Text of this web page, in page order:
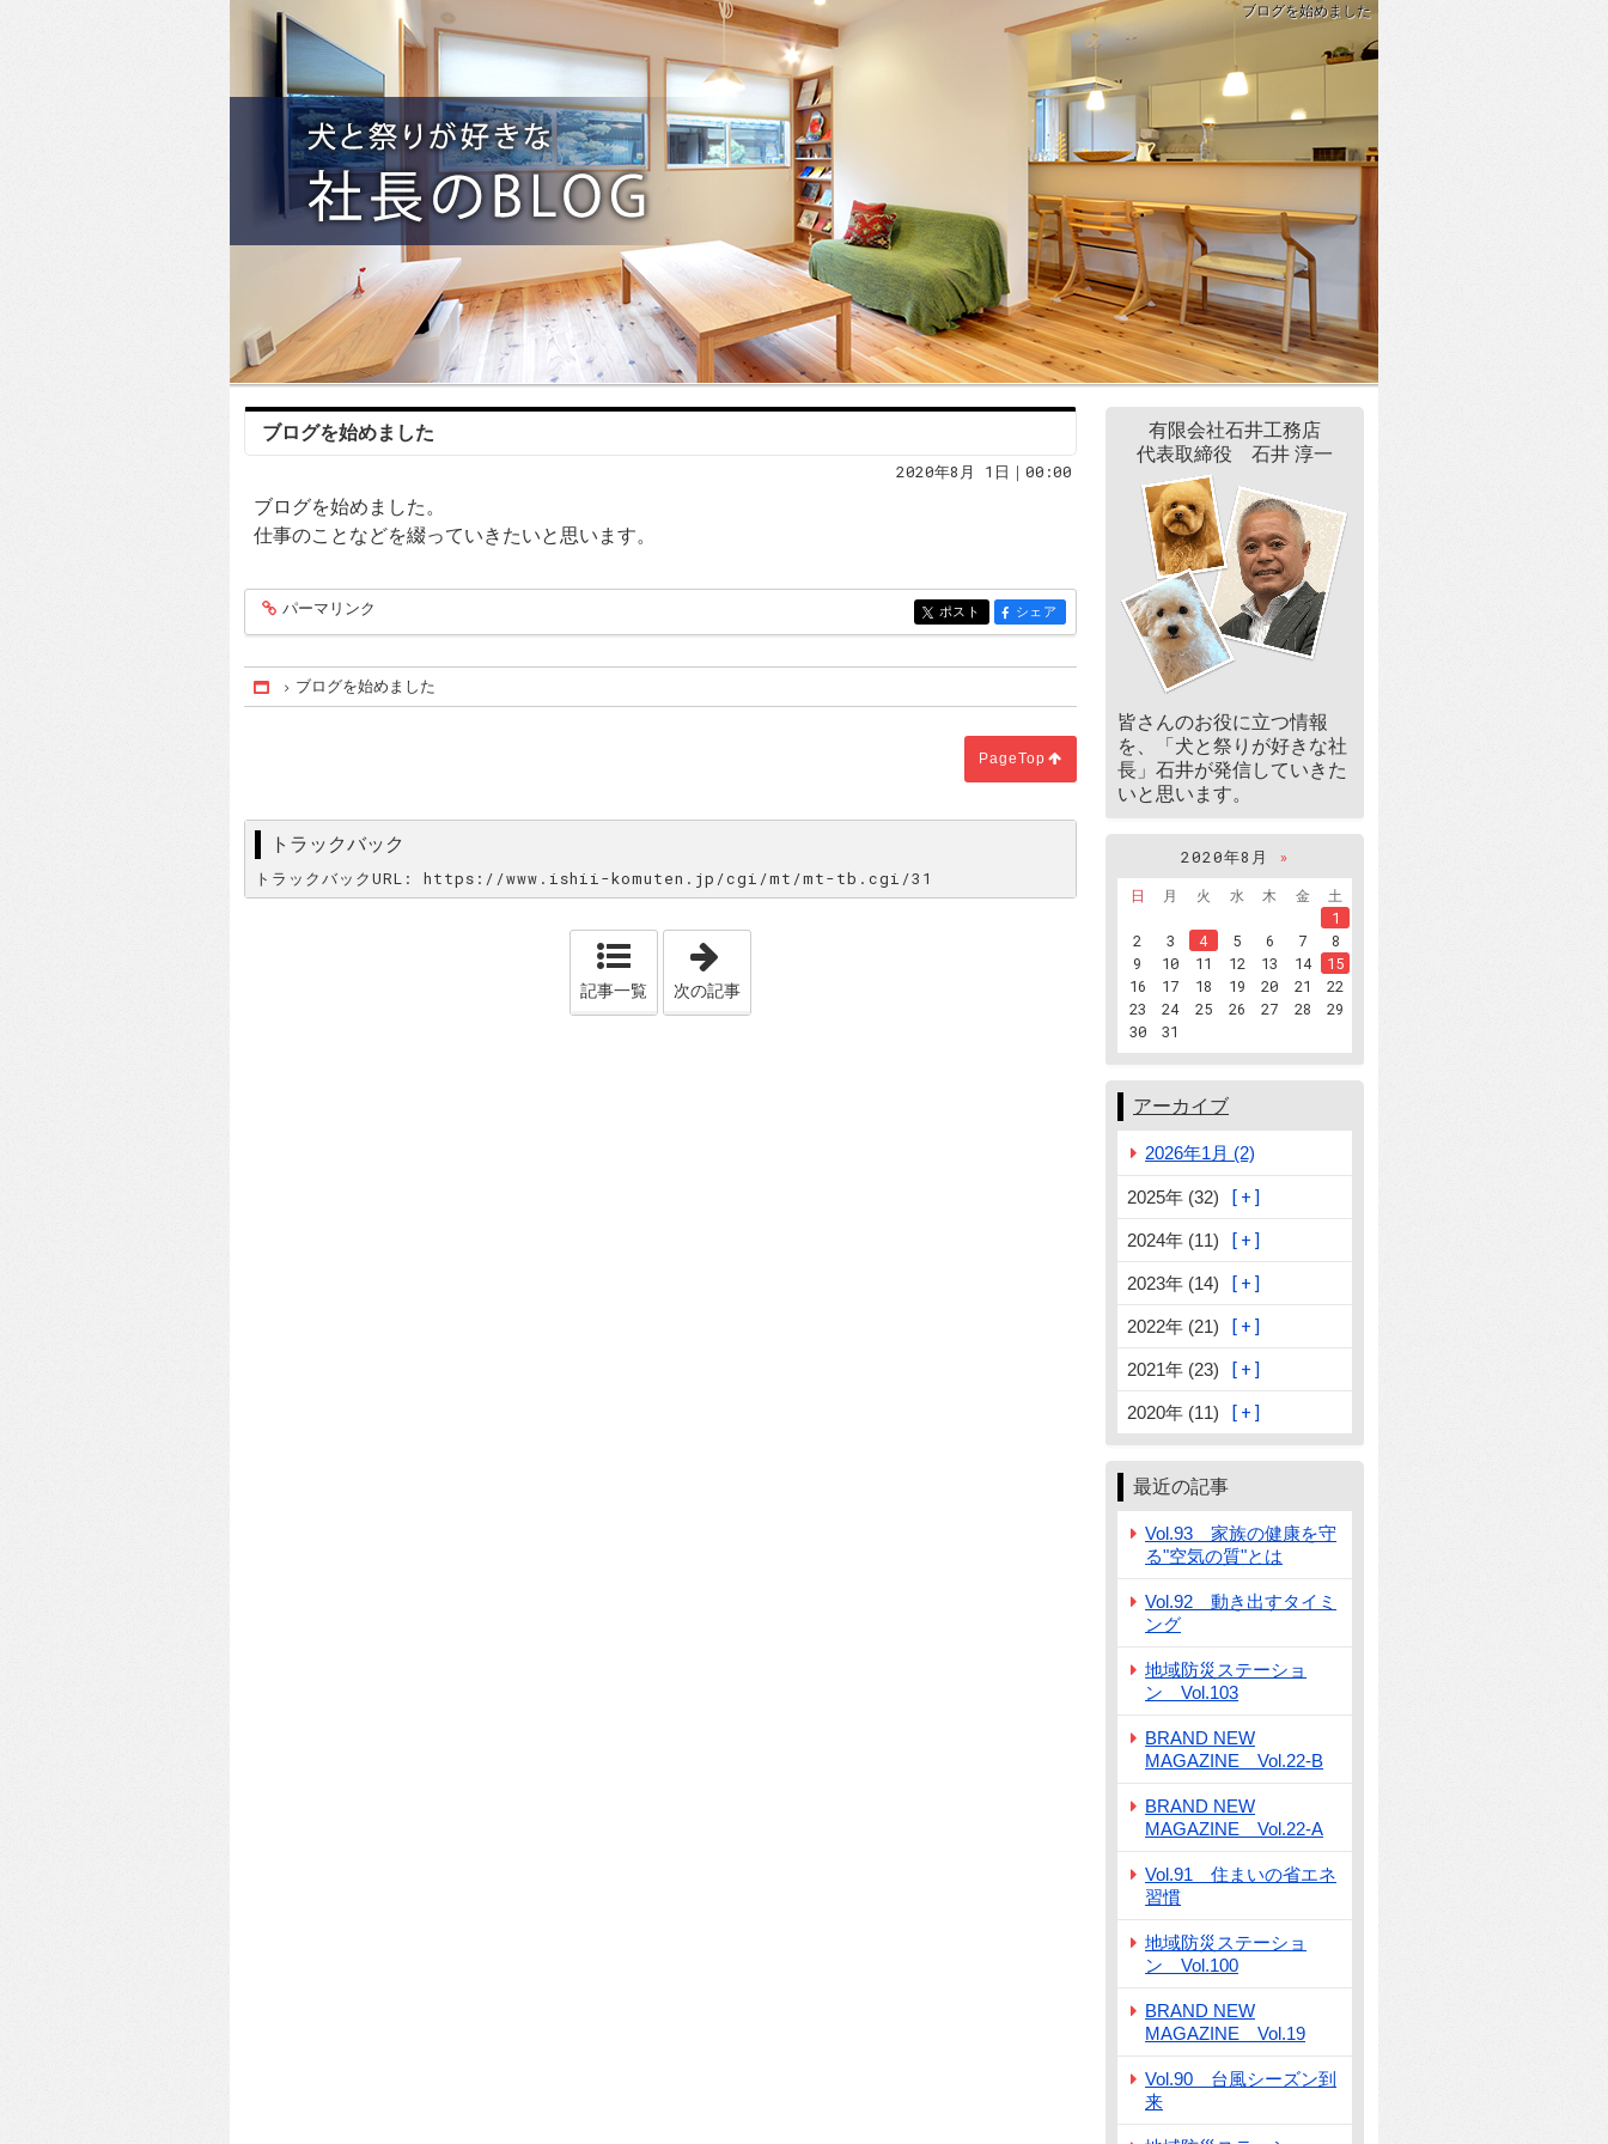
ブログを始めました
ブログを始めました
2020年8月 1日｜00:00
ブログを始めました。
仕事のことなどを綴っていきたいと思います。
entry116
パーマリンク entry116
ポスト entry116
シェア
Home
ブログを始めました
PageTop
トラックバック
トラックバックURL: https://www.ishii-komuten.jp/cgi/mt/mt-tb.cgi/31
記事一覧 次の記事
有限会社石井工務店
代表取締役 石井 淳一
皆さんのお役に立つ情報
を、「犬と祭りが好きな社
長」石井が発信していきた
いと思います。
2020年8月
»
日
月 火 水 木 金
土
1
2
3 4 5 6 7
8
9
10 11 12 13 14
15
16
17 18 19 20 21
22
23
24 25 26 27 28
29
30
31
アーカイブ
2026年1月 (2)
2025年 (32)
2024年 (11)
2023年 (14)
2022年 (21)
2021年 (23)
2020年 (11)
最近の記事
Vol.93 家族の健康を守
る"空気の質"とは
Vol.92 動き出すタイミ
ング
地域防災ステーショ
ン Vol.103
BRAND NEW
MAGAZINE Vol.22-B
BRAND NEW
MAGAZINE Vol.22-A
Vol.91 住まいの省エネ
習慣
地域防災ステーショ
ン Vol.100
BRAND NEW
MAGAZINE Vol.19
Vol.90 台風シーズン到
来